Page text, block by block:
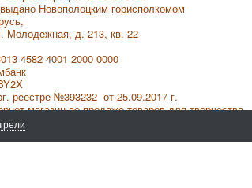
Новополоцким горисполкомом
Молодежная, д. 213, кв. 22
4582 4001 2000 0000
реестре №393232 от 25.09.2017 г.
магазин по продаже товаров для творчества.
© 2016